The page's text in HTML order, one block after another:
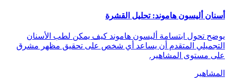
أسنان أليسون هاموند: تحليل القشرة
يوضح تحول ابتسامة أليسون هاموند كيف يمكن لطب الأسنان
التجميلي المتقدم أن يساعد أي شخص على تحقيق مظهر مشرق
على مستوى المشاهير.
المشاهير